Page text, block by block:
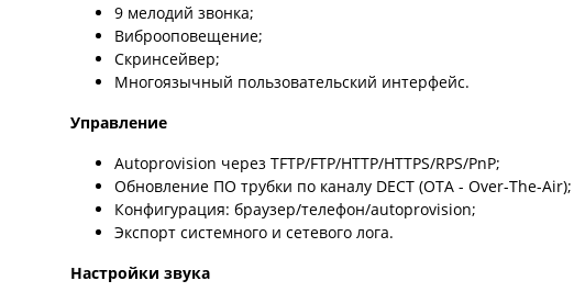
9 мелодий звонка;
Виброоповещение;
Скринсейвер;
Многоязычный пользовательский интерфейс.
Управление
Autoprovision через TFTP/FTP/HTTP/HTTPS/RPS/PnP;
Обновление ПО трубки по каналу DECT (OTA - Over-The-Air);
Конфигурация: браузер/телефон/autoprovision;
Экспорт системного и сетевого лога.
Настройки звука